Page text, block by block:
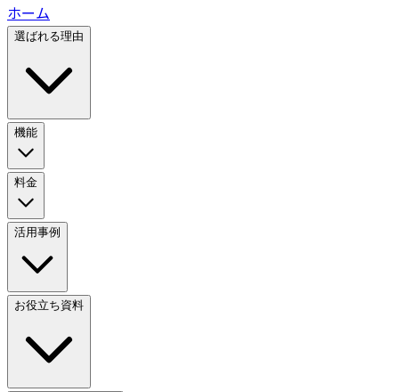
ホーム
選ばれる理由
機能
料金
活用事例
お役立ち資料